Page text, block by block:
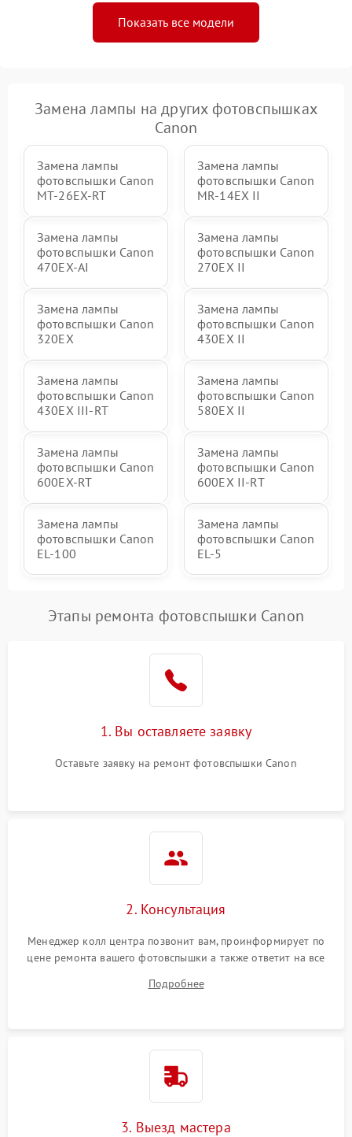
Показать все модели
Замена лампы на других фотовспышках
Canon
Замена лампы
фотовспышки Canon
MT-26EX-RT
Замена лампы
фотовспышки Canon
MR-14EX II
Замена лампы
фотовспышки Canon
470EX-AI
Замена лампы
фотовспышки Canon
270EX II
Замена лампы
фотовспышки Canon
320EX
Замена лампы
фотовспышки Canon
430EX II
Замена лампы
фотовспышки Canon
430EX III-RT
Замена лампы
фотовспышки Canon
580EX II
Замена лампы
фотовспышки Canon
600EX-RT
Замена лампы
фотовспышки Canon
600EX II-RT
Замена лампы
фотовспышки Canon
EL-100
Замена лампы
фотовспышки Canon
EL-5
Этапы ремонта фотовспышки Canon
1. Вы оставляете заявку
Оставьте заявку на ремонт фотовспышки Canon
2. Консультация
Менеджер колл центра позвонит вам, проинформирует по
цене ремонта вашего фотовспышки а также ответит на все
Подробнее
3. Выезд мастера